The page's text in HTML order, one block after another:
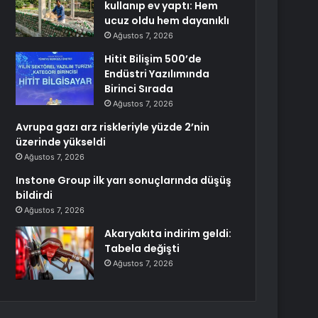
kullanıp ev yaptı: Hem
ucuz oldu hem dayanıklı
Ağustos 7, 2026
Hitit Bilişim 500’de
Endüstri Yazılımında
Birinci Sırada
Ağustos 7, 2026
Avrupa gazı arz riskleriyle yüzde 2’nin
üzerinde yükseldi
Ağustos 7, 2026
Instone Group ilk yarı sonuçlarında düşüş
bildirdi
Ağustos 7, 2026
Akaryakıta indirim geldi:
Tabela değişti
Ağustos 7, 2026